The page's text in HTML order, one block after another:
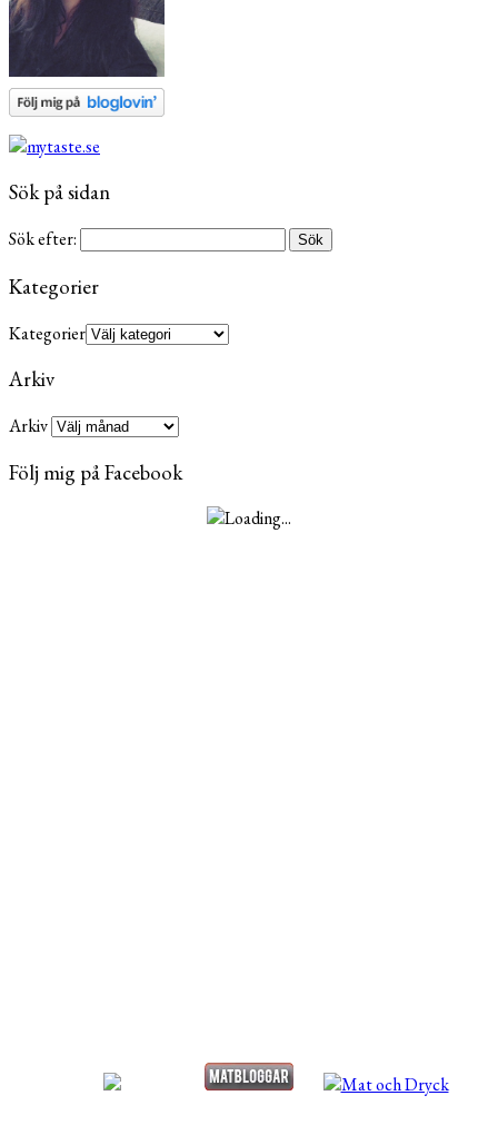
Sök på sidan
Sök efter:
Kategorier
Kategorier
Arkiv
Arkiv
Följ mig på Facebook